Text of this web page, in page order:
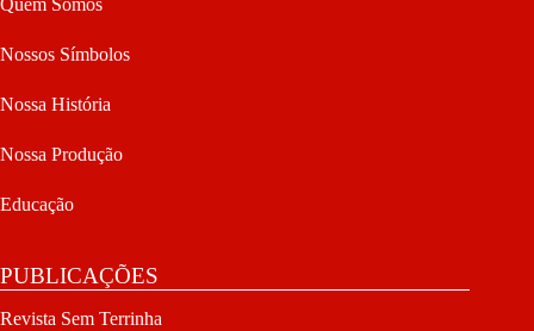
Nossos Símbolos
Nossa História
Nossa Produção
Educação
PUBLICAÇÕES
Revista Sem Terrinha